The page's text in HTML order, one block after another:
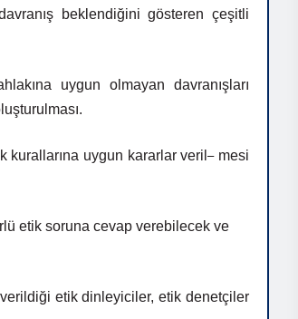
beklendiğini gösteren çeşitli
uygun olmayan davranışları
kurallarına uygun kararlar veril– mesi
etik soruna cevap verebilecek ve
etik dinleyiciler, etik denetçiler